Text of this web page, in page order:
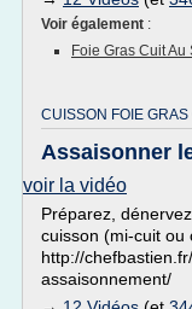
Voir également :
Foie Gras Cuit Au
CUISSON FOIE GRAS
Assaisonner
voir la vidéo
Préparez,
cuisson (mi-cuit ou
http://
assaisonnement/